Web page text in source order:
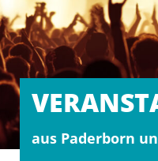
aus Paderborn